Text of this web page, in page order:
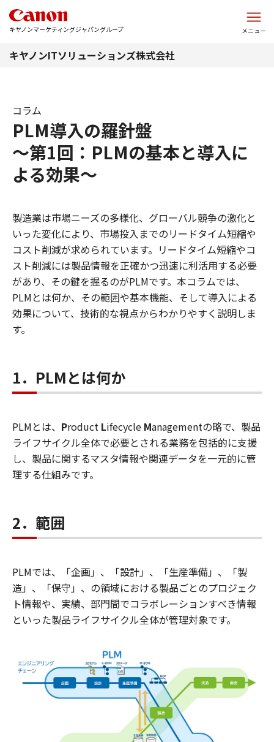
キヤノンマーケティングジャパングループ メニュー
キヤノンITソリューションズ株式会社
PLM導入の羅針盤
～第1回：PLMの基本と導入に
よる効果～
コラム
製造業は市場ニーズの多様化、グローバル競争の激化と
いった変化により、市場投入までのリードタイム短縮や
コスト削減が求められています。リードタイム短縮やコ
スト削減には製品情報を正確かつ迅速に利活用する必要
があり、その鍵を握るのがPLMです。本コラムでは、
PLMとは何か、その範囲や基本機能、そして導入による
効果について、技術的な視点からわかりやすく説明しま
す。
1．PLMとは何か
PLMとは、 Product Lifecycle Managementの略で、製品
ライフサイクル全体で必要とされる業務を包括的に支援
し、製品に関するマスタ情報や関連データを一元的に管
理する仕組みです。
2．範囲
PLMでは、「企画」、「設計」、「生産準備」、「製
造」、「保守」、の領域における製品ごとのプロジェク
ト情報や、実績、部門間でコラボレーションすべき情報
といった製品ライフサイクル全体が管理対象です。